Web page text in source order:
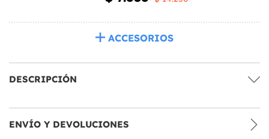
ACCESORIOS
DESCRIPCIÓN
ENVÍO Y DEVOLUCIONES